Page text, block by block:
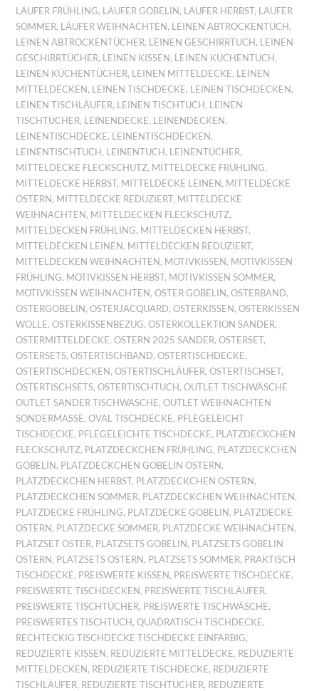
LÄUFER FRÜHLING, LÄUFER GOBELIN, LÄUFER HERBST, LÄUFER
SOMMER, LÄUFER WEIHNACHTEN, LEINEN ABTROCKENTUCH,
LEINEN ABTROCKENTÜCHER, LEINEN GESCHIRRTUCH, LEINEN
GESCHIRRTÜCHER, LEINEN KISSEN, LEINEN KÜCHENTUCH,
LEINEN KÜCHENTÜCHER, LEINEN MITTELDECKE, LEINEN
MITTELDECKEN, LEINEN TISCHDECKE, LEINEN TISCHDECKEN,
LEINEN TISCHLÄUFER, LEINEN TISCHTUCH, LEINEN
TISCHTÜCHER, LEINENDECKE, LEINENDECKEN,
LEINENTISCHDECKE, LEINENTISCHDECKEN,
LEINENTISCHTUCH, LEINENTUCH, LEINENTÜCHER,
MITTELDECKE FLECKSCHUTZ, MITTELDECKE FRÜHLING,
MITTELDECKE HERBST, MITTELDECKE LEINEN, MITTELDECKE
OSTERN, MITTELDECKE REDUZIERT, MITTELDECKE
WEIHNACHTEN, MITTELDECKEN FLECKSCHUTZ,
MITTELDECKEN FRÜHLING, MITTELDECKEN HERBST,
MITTELDECKEN LEINEN, MITTELDECKEN REDUZIERT,
MITTELDECKEN WEIHNACHTEN, MOTIVKISSEN, MOTIVKISSEN
FRÜHLING, MOTIVKISSEN HERBST, MOTIVKISSEN SOMMER,
MOTIVKISSEN WEIHNACHTEN,OSTER GOBELIN,OSTERBAND,
OSTERGOBELIN,OSTERJACQUARD,OSTERKISSEN,OSTERKISSEN
WOLLE,OSTERKISSENBEZUG,OSTERKOLLEKTION SANDER,
OSTERMITTELDECKE,OSTERN 2025 SANDER,OSTERSET,
OSTERSETS,OSTERTISCHBAND,OSTERTISCHDECKE,
OSTERTISCHDECKEN,OSTERTISCHLÄUFER,OSTERTISCHSET,
OSTERTISCHSETS,OSTERTISCHTUCH,OUTLET TISCHWÄSCHE
OUTLET SANDER TISCHWÄSCHE,OUTLET WEIHNACHTEN
SONDERMASSE ,OVAL TISCHDECKE, PFLEGELEICHT
TISCHDECKE, PFLEGELEICHTE TISCHDECKE, PLATZDECKCHEN
FLECKSCHUTZ, PLATZDECKCHEN FRÜHLING, PLATZDECKCHEN
GOBELIN, PLATZDECKCHEN GOBELIN OSTERN,
PLATZDECKCHEN HERBST, PLATZDECKCHEN OSTERN,
PLATZDECKCHEN SOMMER, PLATZDECKCHEN WEIHNACHTEN,
PLATZDECKE FRÜHLING, PLATZDECKE GOBELIN, PLATZDECKE
OSTERN, PLATZDECKE SOMMER, PLATZDECKE WEIHNACHTEN,
PLATZSET OSTER, PLATZSETS GOBELIN, PLATZSETS GOBELIN
OSTERN, PLATZSETS OSTERN, PLATZSETS SOMMER, PRAKTISCH
TISCHDECKE, PREISWERTE KISSEN, PREISWERTE TISCHDECKE,
PREISWERTE TISCHDECKEN, PREISWERTE TISCHLÄUFER,
PREISWERTE TISCHTÜCHER, PREISWERTE TISCHWÄSCHE,
PREISWERTES TISCHTUCH,QUADRATISCH TISCHDECKE,
RECHTECKIG TISCHDECKE TISCHDECKE EINFARBIG,
REDUZIERTE KISSEN, REDUZIERTE MITTELDECKE, REDUZIERTE
MITTELDECKEN, REDUZIERTE TISCHDECKE, REDUZIERTE
TISCHLÄUFER, REDUZIERTE TISCHTÜCHER, REDUZIERTE